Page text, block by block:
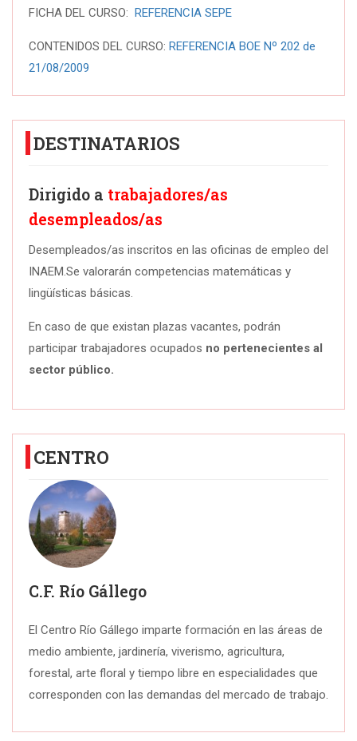
FICHA DEL CURSO: REFERENCIA SEPE
CONTENIDOS DEL CURSO: REFERENCIA BOE Nº 202 de
21/08/2009
DESTINATARIOS
Dirigido a trabajadores/as
desempleados/as
Desempleados/as inscritos en las oficinas de empleo del
INAEM.Se valorarán competencias matemáticas y
lingüísticas básicas.
En caso de que existan plazas vacantes, podrán
participar trabajadores ocupados no pertenecientes al
sector público.
CENTRO
C.F. Río Gállego
El Centro Río Gállego imparte formación en las áreas de
medio ambiente, jardinería, viverismo, agricultura,
forestal, arte floral y tiempo libre en especialidades que
corresponden con las demandas del mercado de trabajo.